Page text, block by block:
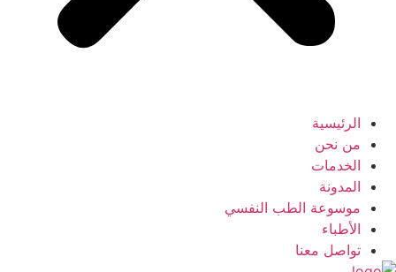
الرئيسية
من نحن
الخدمات
المدونة
موسوعة الطب النفسي
الأطباء
تواصل معنا